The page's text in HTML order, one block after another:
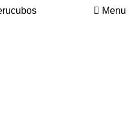
Menu